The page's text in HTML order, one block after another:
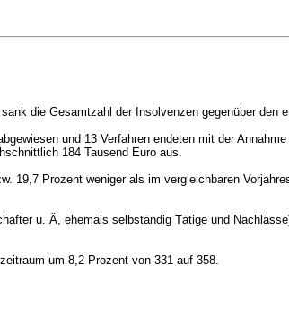
die Gesamtzahl der Insolvenzen gegenüber den
und 13 Verfahren endeten mit der
184 Tausend Euro aus.
19,7 Prozent weniger als im vergleichbaren
u. Ä, ehemals selbständig Tätige und
um 8,2 Prozent von 331 auf 358.